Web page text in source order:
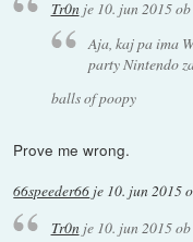
Tr0nje 10. jun 2015
Aja, kaj pa ima
party Nintendo
balls of poopy
Prove me wrong.
66speeder66 je 10. jun 2015
Tr0nje 10. jun 2015